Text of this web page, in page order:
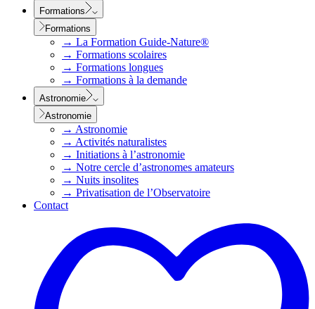
Formations
Formations
→ La Formation Guide-Nature®
→ Formations scolaires
→ Formations longues
→ Formations à la demande
Astronomie
Astronomie
→ Astronomie
→ Activités naturalistes
→ Initiations à l’astronomie
→ Notre cercle d’astronomes amateurs
→ Nuits insolites
→ Privatisation de l’Observatoire
Contact